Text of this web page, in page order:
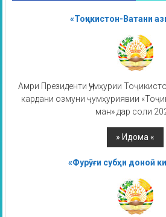
«Тоҷикистон-Ватани
Амри Президенти Ҷумҳурии
кардани озмуни ҷумҳуриявии
ман» дар соли
«Фурӯғи субҳи доноӣ